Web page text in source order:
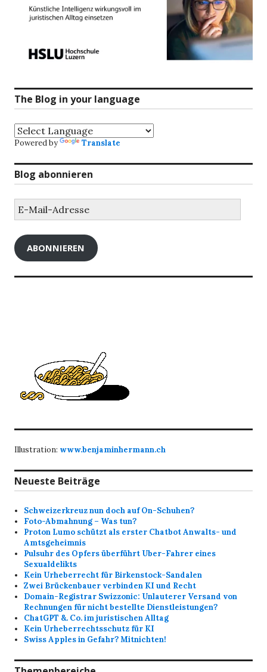
The Blog in your language
Powered by Translate
Blog abonnieren
Mail-
ABONNIEREN
Illustration: www.benjaminhermann.ch
Neueste Beiträge
Schweizerkreuz nun doch auf On-Schuhen?
Foto-Abmahnung – Was tun?
Proton Lumo schützt als erster Chatbot Anwalts- und
Amtsgeheimnis
Pulsuhr des Opfers überführt Uber-Fahrer eines
Sexualdelikts
Kein Urheberrecht für Birkenstock-Sandalen
Zwei Brückenbauer verbinden KI und Recht
Domain-Registrar Swizzonic: Unlauterer Versand von
Rechnungen für nicht bestellte Dienstleistungen?
ChatGPT &. Co. im juristischen Alltag
Kein Urheberrechtsschutz für KI
Swiss Apples in Gefahr? Mitnichten!